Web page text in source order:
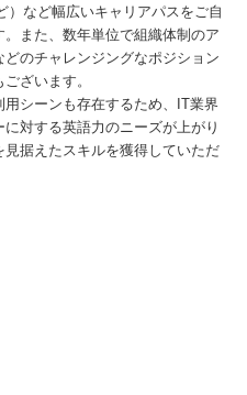
）など幅広いキャリアパスをご自
また、数年単位で組織体制のア
のチャレンジングなポジション
ざいます。
用シーンも存在するため、IT業界
対する英語力のニーズが上がり
据えたスキルを獲得していただ